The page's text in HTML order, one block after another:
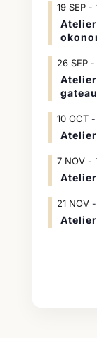
19 SEP
26 SEP
10 OCT
7 NOV
21 NOV